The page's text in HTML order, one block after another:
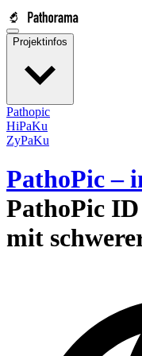
Projektinfos
Pathopic
HiPaKu
ZyPaKu
PathoPic –
PathoPic ID
mit